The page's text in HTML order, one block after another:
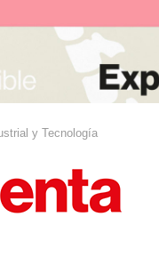
y Tecnología